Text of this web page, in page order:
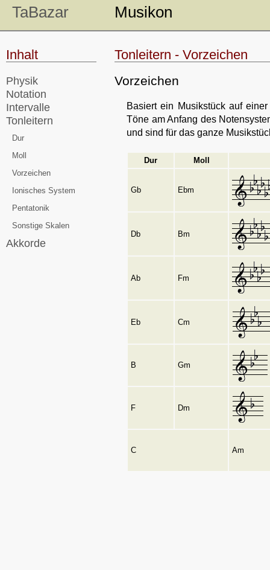
Inhalt
Physik
Notation
Intervalle
Tonleitern
Dur
Moll
Vorzeichen
Ionisches System
Pentatonik
Sonstige Skalen
Akkorde
TaBazar Musikon
Tonleitern - Vorzeichen
Vorzeichen
Basiert ein Musikstück auf
Töne am Anfang des
und sind für das ganze
Dur Moll
Gb Ebm
Db Bm
Ab Fm
Eb Cm
B Gm
F Dm
C Am